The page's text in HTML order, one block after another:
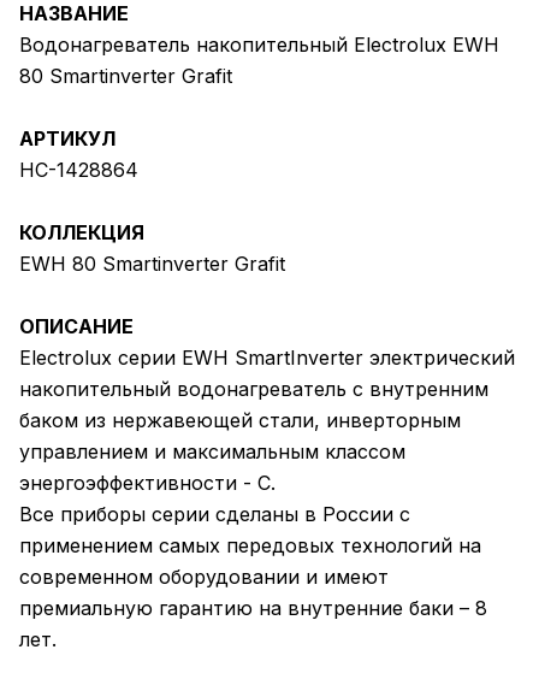
НАЗВАНИЕ
Водонагреватель накопительный Electrolux EWH
80 Smartinverter Grafit
АРТИКУЛ
НС-1428864
КОЛЛЕКЦИЯ
EWH 80 Smartinverter Grafit
ОПИСАНИЕ
Electrolux серии EWH SmartInverter электрический
накопительный водонагреватель с внутренним
баком из нержавеющей стали, инверторным
управлением и максимальным классом
энергоэффективности - C.
Все приборы серии сделаны в России с
применением самых передовых технологий на
современном оборудовании и имеют
премиальную гарантию на внутренние баки – 8
лет.